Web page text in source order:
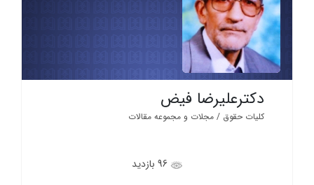
دکترعلیرضا فیض
کلیات حقوق / مجلات و مجموعه مقالات